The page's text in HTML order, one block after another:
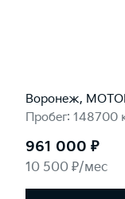
Воронеж,
Пробег: 148700
961 000 ₽
10 500 ₽/мес